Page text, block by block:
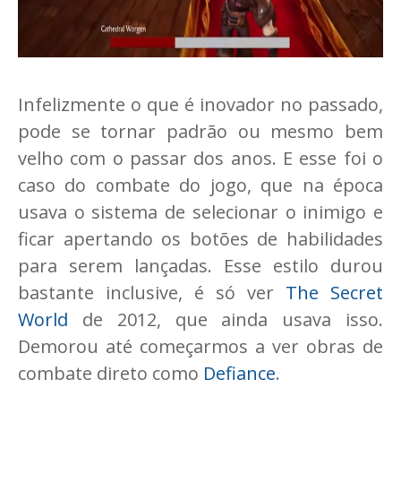
Infelizmente o que é inovador no passado,
pode se tornar padrão ou mesmo bem
velho com o passar dos anos. E esse foi o
caso do combate do jogo, que na época
usava o sistema de selecionar o inimigo e
ficar apertando os botões de habilidades
para serem lançadas. Esse estilo durou
bastante inclusive, é só ver The Secret
World de 2012, que ainda usava isso.
Demorou até começarmos a ver obras de
combate direto como Defiance.